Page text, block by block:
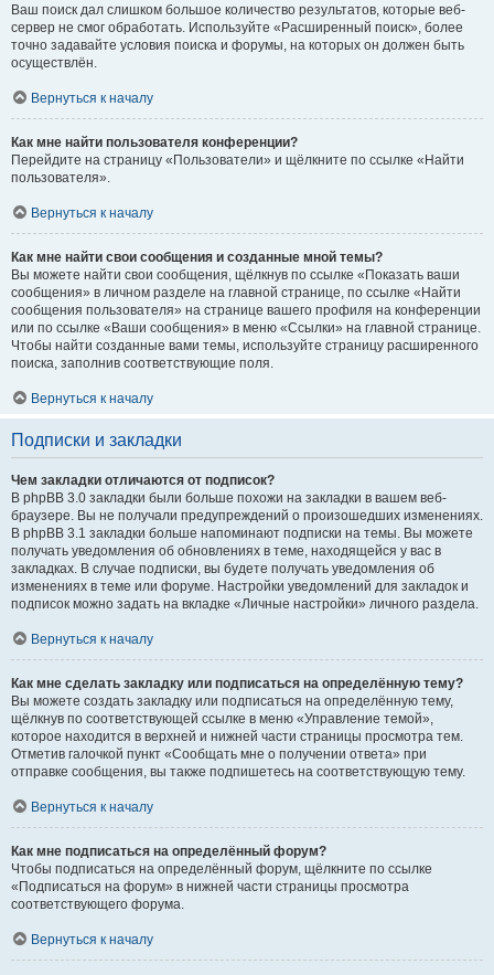
Ваш поиск дал слишком большое количество результатов, которые веб-
сервер не смог обработать. Используйте «Расширенный поиск», более
точно задавайте условия поиска и форумы, на которых он должен быть
осуществлён.
Вернуться к началу
Как мне найти пользователя конференции?
Перейдите на страницу «Пользователи» и щёлкните по ссылке «Найти
пользователя».
Вернуться к началу
Как мне найти свои сообщения и созданные мной темы?
Вы можете найти свои сообщения, щёлкнув по ссылке «Показать ваши
сообщения» в личном разделе на главной странице, по ссылке «Найти
сообщения пользователя» на странице вашего профиля на конференции
или по ссылке «Ваши сообщения» в меню «Ссылки» на главной странице.
Чтобы найти созданные вами темы, используйте страницу расширенного
поиска, заполнив соответствующие поля.
Вернуться к началу
Подписки и закладки
Чем закладки отличаются от подписок?
В phpBB 3.0 закладки были больше похожи на закладки в вашем веб-
браузере. Вы не получали предупреждений о произошедших изменениях.
В phpBB 3.1 закладки больше напоминают подписки на темы. Вы можете
получать уведомления об обновлениях в теме, находящейся у вас в
закладках. В случае подписки, вы будете получать уведомления об
изменениях в теме или форуме. Настройки уведомлений для закладок и
подписок можно задать на вкладке «Личные настройки» личного раздела.
Вернуться к началу
Как мне сделать закладку или подписаться на определённую тему?
Вы можете создать закладку или подписаться на определённую тему,
щёлкнув по соответствующей ссылке в меню «Управление темой»,
которое находится в верхней и нижней части страницы просмотра тем.
Отметив галочкой пункт «Сообщать мне о получении ответа» при
отправке сообщения, вы также подпишетесь на соответствующую тему.
Вернуться к началу
Как мне подписаться на определённый форум?
Чтобы подписаться на определённый форум, щёлкните по ссылке
«Подписаться на форум» в нижней части страницы просмотра
соответствующего форума.
Вернуться к началу